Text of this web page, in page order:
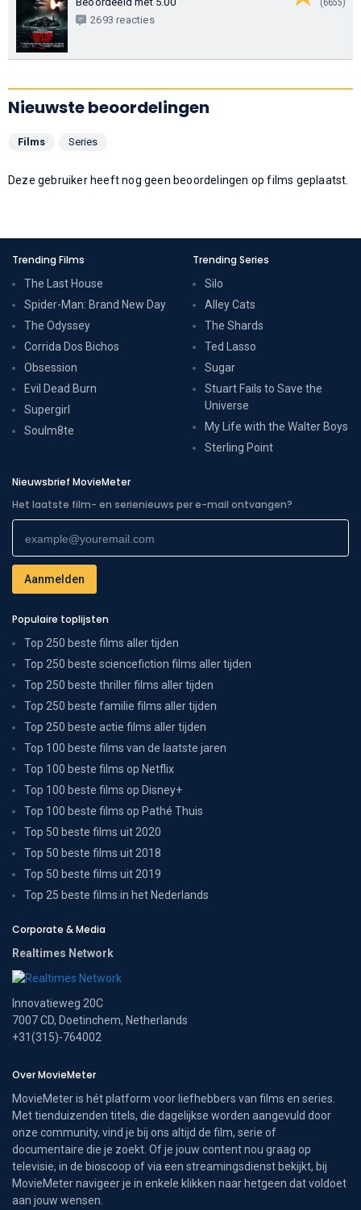
2693 reacties
Nieuwste beoordelingen
Films Series
Deze gebruiker heeft nog geen beoordelingen op films geplaatst.
Trending Films
The Last House
Spider-Man: Brand New Day
The Odyssey
Corrida Dos Bichos
Obsession
Evil Dead Burn
Supergirl
Soulm8te
Trending Series
Silo
Alley Cats
The Shards
Ted Lasso
Sugar
Stuart Fails to Save the
Universe
My Life with the Walter Boys
Sterling Point
Nieuwsbrief MovieMeter
Het laatste film- en serienieuws per e-mail ontvangen?
Populaire toplijsten
Top 250 beste films aller tijden
Top 250 beste sciencefiction films aller tijden
Top 250 beste thriller films aller tijden
Top 250 beste familie films aller tijden
Top 250 beste actie films aller tijden
Top 100 beste films van de laatste jaren
Top 100 beste films op Netflix
Top 100 beste films op Disney+
Top 100 beste films op Pathé Thuis
Top 50 beste films uit 2020
Top 50 beste films uit 2018
Top 50 beste films uit 2019
Top 25 beste films in het Nederlands
Corporate & Media
Realtimes Network
Innovatieweg 20C
7007 CD, Doetinchem, Netherlands
+31(315)-764002
Over MovieMeter
MovieMeter is hét platform voor liefhebbers van films en series.
Met tienduizenden titels, die dagelijkse worden aangevuld door
onze community, vind je bij ons altijd de film, serie of
documentaire die je zoekt. Of je jouw content nou graag op
televisie, in de bioscoop of via een streamingsdienst bekijkt, bij
MovieMeter navigeer je in enkele klikken naar hetgeen dat voldoet
aan jouw wensen.